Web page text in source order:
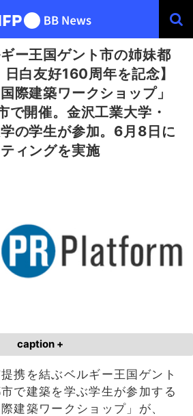
ギー王国ゲント市の姉妹都
白友好160周年を記念】
際建築ワークショップ」
で開催。金沢工業大学・
の学生が参加。6月8日に
ィングを実施
caption +
携を結ぶベルギー王国ゲント
で建築を学ぶ学生が参加する
建築ワークショップ」が、